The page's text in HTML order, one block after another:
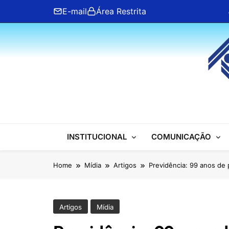
content
E-mail Área Restrita
ANFIP Nacional
INSTITUCIONAL COMUNICAÇÃO
Home Mídia Artigos Previdência: 99 anos
Artigos Mídia